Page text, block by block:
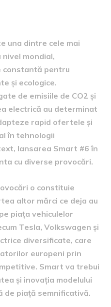
una dintre cele mai
mondial,
constantă pentru
și ecologice.
de emisiile de CO2 și
electrică au determinat
rapid ofertele și
în tehnologii
lansarea Smart #6 în
cu diverse provocări.
o constituie
altor mărci ce deja au
piața vehiculelor
Tesla, Volkswagen și
diversificate, care
europeni prin
Smart va trebui
și inovația modelului
de piață semnificativă.